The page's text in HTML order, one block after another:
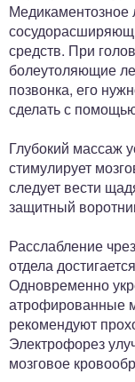
Медикаментозное
средств. При
болеутоляющие
позвонка, его
сделать с
Глубокий массаж
стимулирует
следует вести
защитный
Расслабление
отдела
Одновременно
атрофированные
рекомендуют
Электрофорез
мозговое